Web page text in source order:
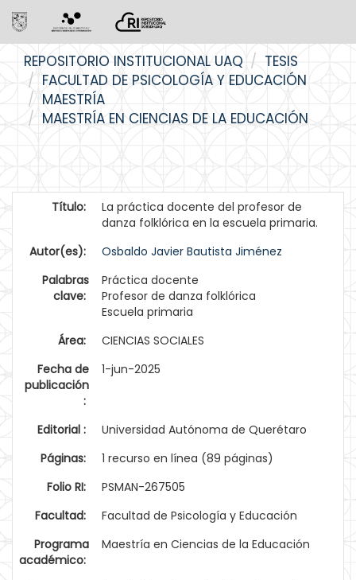
navigation
REPOSITORIO INSTITUCIONAL UAQ
TESIS
FACULTAD DE PSICOLOGÍA Y EDUCACIÓN
MAESTRÍA
MAESTRÍA EN CIENCIAS DE LA EDUCACIÓN
Título:
La práctica docente del profesor de
danza folklórica en la escuela primaria.
Autor(es):
Osbaldo Javier Bautista Jiménez
Palabras
clave:
Práctica docente
Profesor de danza folklórica
Escuela primaria
Área:
CIENCIAS SOCIALES
Fecha de
publicación
:
1-jun-2025
Editorial :
Universidad Autónoma de Querétaro
Páginas:
1 recurso en línea (89 páginas)
Folio RI:
PSMAN-267505
Facultad:
Facultad de Psicología y Educación
Programa
académico:
Maestría en Ciencias de la Educación